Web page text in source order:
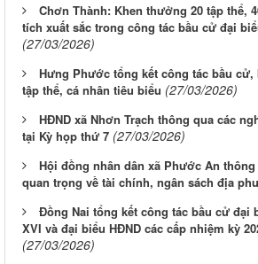
Chơn Thành: Khen thưởng 20 tập thể,
tích xuất sắc trong công tác bầu cử đại
(27/03/2026)
Hưng Phước tổng kết công tác bầu
tập thể, cá nhân tiêu biểu (27/03/2026)
HĐND xã Nhơn Trạch thông qua các
tại Kỳ họp thứ 7 (27/03/2026)
Hội đồng nhân dân xã Phước An
quan trọng về tài chính, ngân sách địa
Đồng Nai tổng kết công tác bầu cử đại
XVI và đại biểu HĐND các cấp nhiệm kỳ
(27/03/2026)